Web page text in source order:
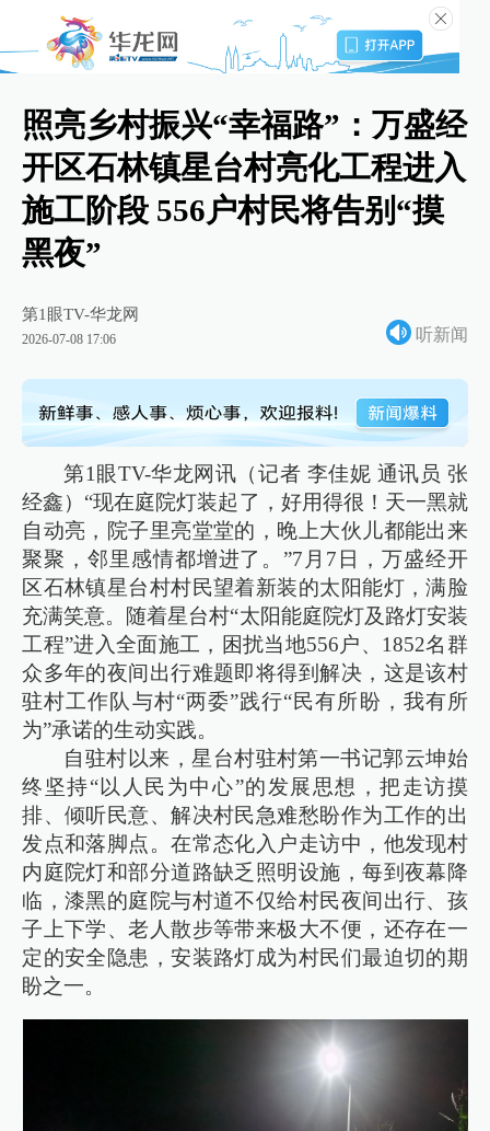
照亮乡村振兴“幸福路”：万盛经
开区石林镇星台村亮化工程进入
施工阶段 556户村民将告别“摸
黑夜”
第1眼TV-华龙网
2026-07-08 17:06 听新闻
第1眼TV-华龙网讯（记者 李佳妮 通讯员 张
经鑫）“现在庭院灯装起了，好用得很！天一黑就
自动亮，院子里亮堂堂的，晚上大伙儿都能出来
聚聚，邻里感情都增进了。”7月7日，万盛经开
区石林镇星台村村民望着新装的太阳能灯，满脸
充满笑意。随着星台村“太阳能庭院灯及路灯安装
工程”进入全面施工，困扰当地556户、1852名群
众多年的夜间出行难题即将得到解决，这是该村
驻村工作队与村“两委”践行“民有所盼，我有所
为”承诺的生动实践。
自驻村以来，星台村驻村第一书记郭云坤始
终坚持“以人民为中心”的发展思想，把走访摸
排、倾听民意、解决村民急难愁盼作为工作的出
发点和落脚点。在常态化入户走访中，他发现村
内庭院灯和部分道路缺乏照明设施，每到夜幕降
临，漆黑的庭院与村道不仅给村民夜间出行、孩
子上下学、老人散步等带来极大不便，还存在一
定的安全隐患，安装路灯成为村民们最迫切的期
盼之一。